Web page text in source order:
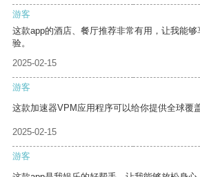
游客
这款app的酒店、餐厅推荐非常有用，让我能
验。
2025-02-15
游客
这款加速器VPM应用程序可以给你提供全球覆
2025-02-15
游客